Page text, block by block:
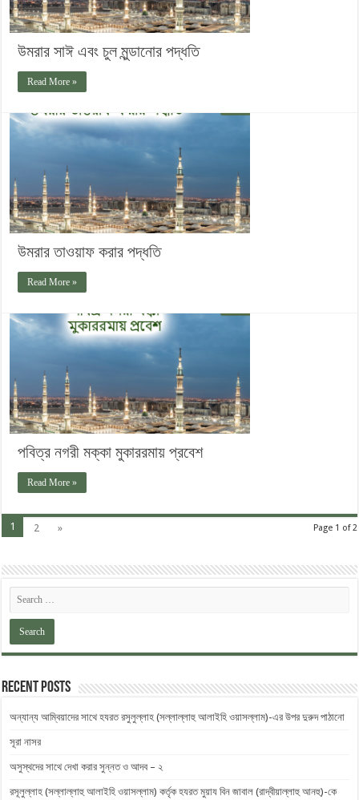
উমরার সাঈ এবং চুল মুন্ডানোর পদ্ধতি
Read More »
উমরার তাওয়াফ করার পদ্ধতি
Read More »
পবিত্র নগরী মক্কা মুকাররমায় প্রবেশ
Read More »
Page 1 of 2
1 2 »
Recent Posts
অন্যান্য আম্বিয়াদের সাথে হযরত রসুলুল্লাহ (সল্লাল্লাহু ‎আলাইহি ওয়াসল্লাম)-এর উপর দুরুদ ‎পাঠানো
সূরা নাসর
অসুস্থদের সাথে দেখা করার সুন্নত ও আদব – ২
রসূলুল্লাহ (সল্লাল্লাহু আলাইহি ওয়াসল্লাম) কর্তৃক হযরত মুয়ায বিন জাবাল (রাদ্বীয়াল্লাহু আনহু)-কে